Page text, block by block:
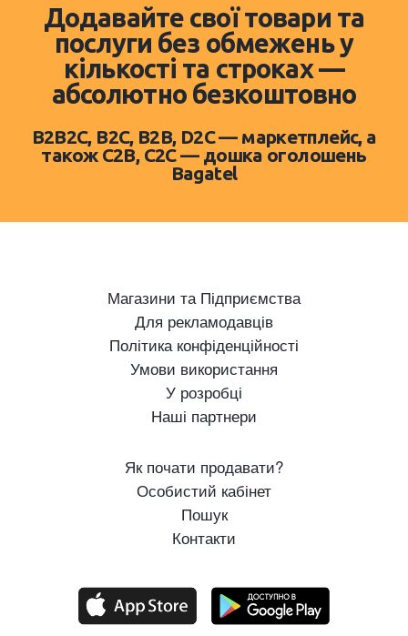
Додавайте свої товари та
послуги без обмежень у
кількості та строках —
абсолютно безкоштовно
B2B2C, B2C, B2B, D2C — маркетплейс, а
також C2B, C2C — дошка оголошень
Bagatel
Магазини та Підприємства
Для рекламодавців
Політика конфіденційності
Умови використання
У розробці
Наші партнери
Як почати продавати?
Особистий кабінет
Пошук
Контакти